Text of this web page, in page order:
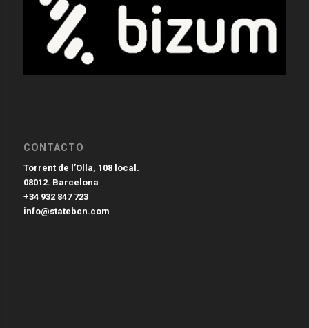
CONTACTO
Torrent de l’Olla, 108 local.
08012. Barcelona
+34 932 847 723
info@statebcn.com